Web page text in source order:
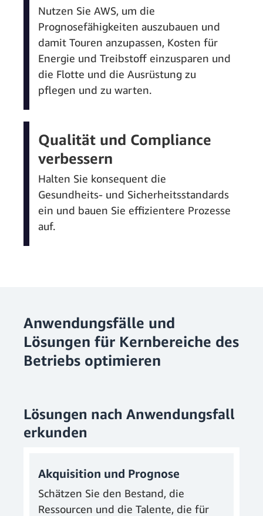
Nutzen Sie AWS, um die
Prognosefähigkeiten auszubauen und
damit Touren anzupassen, Kosten für
Energie und Treibstoff einzusparen und
die Flotte und die Ausrüstung zu
pflegen und zu warten.
Qualität und Compliance
verbessern
Halten Sie konsequent die
Gesundheits- und Sicherheitsstandards
ein und bauen Sie effizientere Prozesse
auf.
Anwendungsfälle und
Lösungen für Kernbereiche des
Betriebs optimieren
Lösungen nach Anwendungsfall
erkunden
Akquisition und Prognose
Schätzen Sie den Bestand, die
Ressourcen und die Talente, die für